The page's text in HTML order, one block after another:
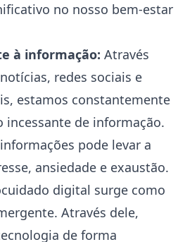
no nosso bem-estar
à informação: Através
redes sociais e
estamos constantemente
incessante de informação.
pode levar a
ansiedade e exaustão.
digital surge como
Através dele,
de forma